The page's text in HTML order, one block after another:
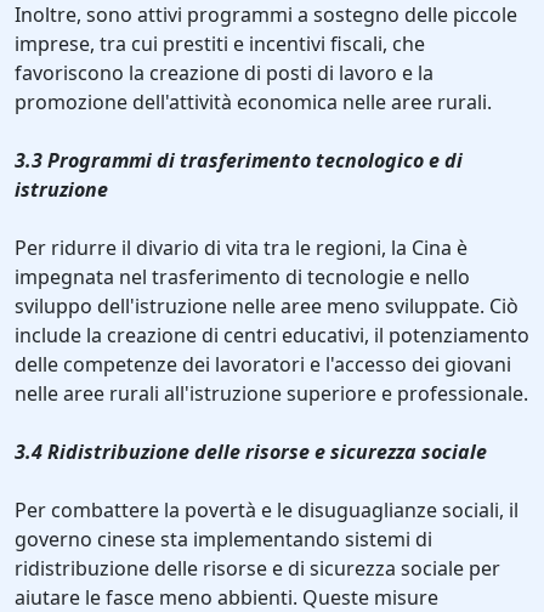
Inoltre, sono attivi programmi a sostegno delle piccole
imprese, tra cui prestiti e incentivi fiscali, che
favoriscono la creazione di posti di lavoro e la
promozione dell'attività economica nelle aree rurali.
3.3 Programmi di trasferimento tecnologico e di
istruzione
Per ridurre il divario di vita tra le regioni, la Cina è
impegnata nel trasferimento di tecnologie e nello
sviluppo dell'istruzione nelle aree meno sviluppate. Ciò
include la creazione di centri educativi, il potenziamento
delle competenze dei lavoratori e l'accesso dei giovani
nelle aree rurali all'istruzione superiore e professionale.
3.4 Ridistribuzione delle risorse e sicurezza sociale
Per combattere la povertà e le disuguaglianze sociali, il
governo cinese sta implementando sistemi di
ridistribuzione delle risorse e di sicurezza sociale per
aiutare le fasce meno abbienti. Queste misure